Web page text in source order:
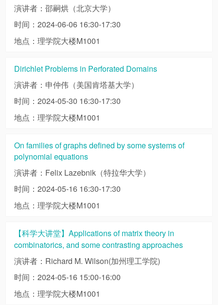
演讲者：邵嗣烘（北京大学）
时间：2024-06-06 16:30-17:30
地点：理学院大楼M1001
Dirichlet Problems in Perforated Domains
演讲者：申仲伟（美国肯塔基大学）
时间：2024-05-30 16:30-17:30
地点：理学院大楼M1001
On families of graphs defined by some systems of
polynomial equations
演讲者：Felix Lazebnik（特拉华大学）
时间：2024-05-16 16:30-17:30
地点：理学院大楼M1001
【科学大讲堂】Applications of matrix theory in
combinatorics, and some contrasting approaches
演讲者：Richard M. Wilson(加州理工学院)
时间：2024-05-16 15:00-16:00
地点：理学院大楼M1001